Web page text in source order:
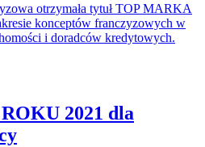
otrzymała tytuł TOP MARKA
konceptów franczyzowych w
i doradców kredytowych.
2021 dla